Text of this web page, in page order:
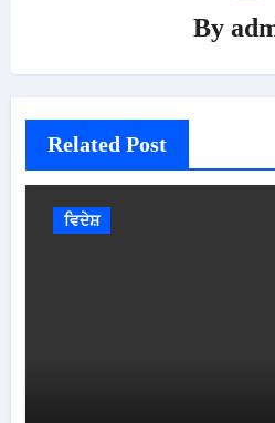
By
Related Post
ਵਿਦੇਸ਼